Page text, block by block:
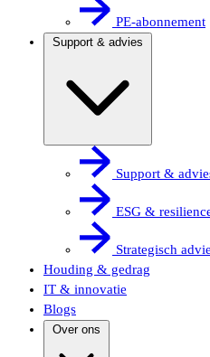
PE-abonnement
Support & advies
Support &
ESG &
Strategisch
Houding & gedrag
IT & innovatie
Blogs
Over ons